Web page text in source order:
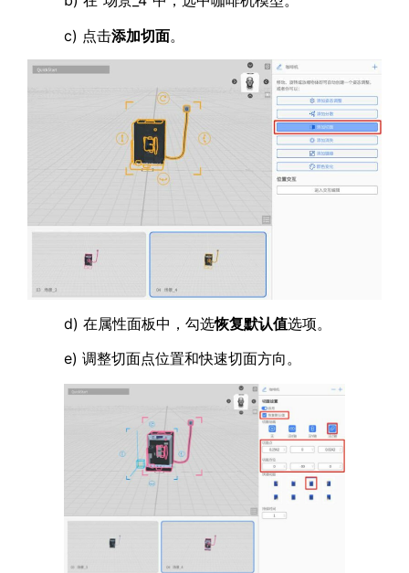
c) 点击添加切面。
d) 在属性面板中，勾选恢复默认值选项。
e) 调整切面点位置和快速切面方向。